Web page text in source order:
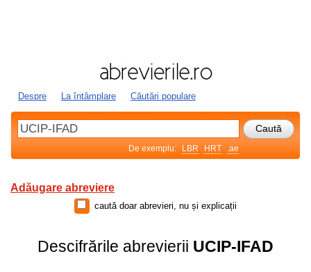
Despre La întâmplare Căutări populare
De exemplu: LBR HRT .ae
Adăugare abreviere
caută doar abrevieri, nu și explicații
Descifrările abrevierii UCIP-IFAD